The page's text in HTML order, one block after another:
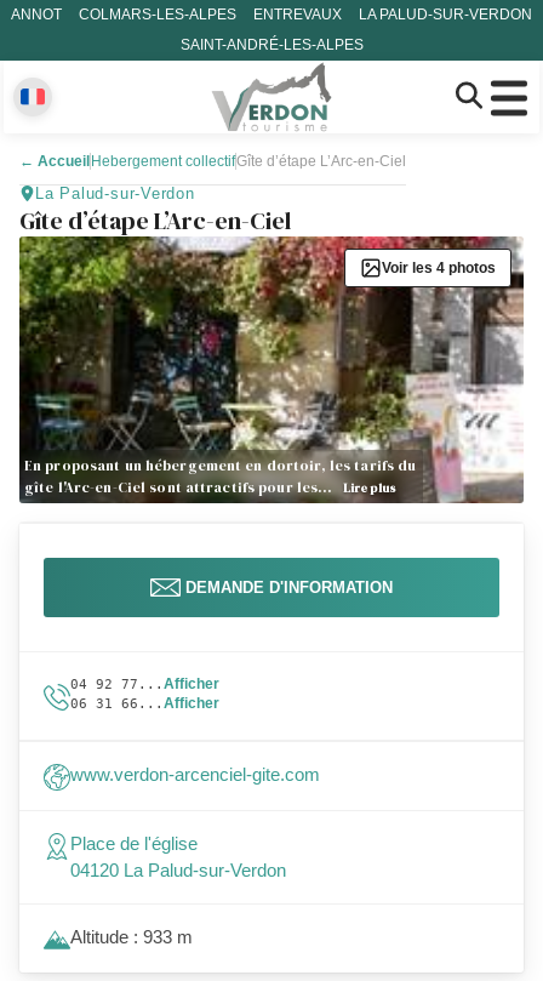
ANNOT COLMARS-LES-ALPES ENTREVAUX
LA PALUD-SUR-VERDON
SAINT-ANDRÉ-LES-ALPES
← Accueil Hebergement collectifGîte d’étape L’Arc-en-Ciel
La Palud-sur-Verdon
Gîte d’étape L’Arc-en-Ciel
En proposant un hébergement en dortoir, les tarifs du
gîte l'Arc-en-Ciel sont attractifs pour les…
Lire plus
Voir les 4 photos
DEMANDE D'INFORMATION
04 92 77... Afficher
06 31 66... Afficher
www.verdon-arcenciel-gite.com
Place de l'église
04120 La Palud-sur-Verdon
Altitude : 933 m